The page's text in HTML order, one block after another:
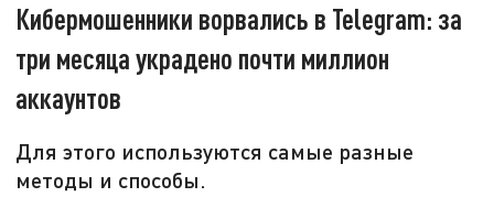
Кибермошенники ворвались в Telegram: за
три месяца украдено почти миллион
аккаунтов
Для этого используются самые разные
методы и способы.